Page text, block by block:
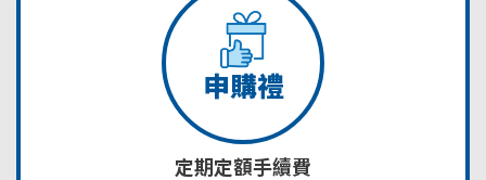
申購禮
定期定額手續費